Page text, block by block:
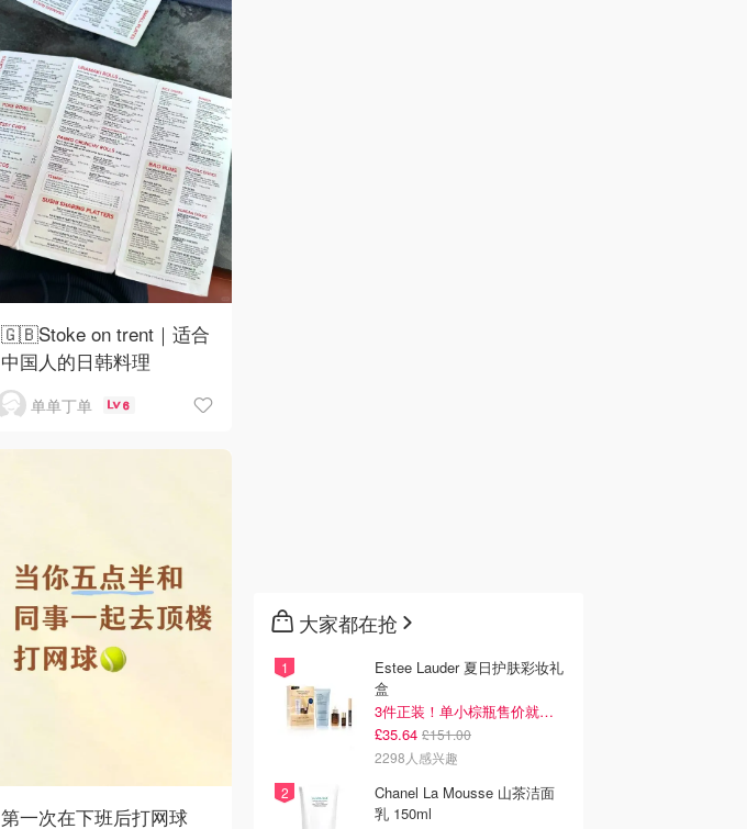
🇬🇧Stoke on trent｜适合
中国人的日韩料理
单单丁单 6
第一次在下班后打网球
大家都在抢
Estee Lauder 夏日护肤彩妆礼
盒
3件正装！单小棕瓶售价就要£65！
£35.64 £151.00
2298人感兴趣
Chanel La Mousse 山茶洁面
乳 150ml